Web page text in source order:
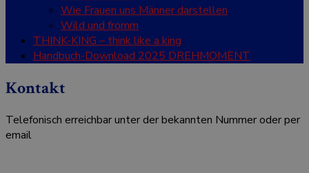
Wie Frauen uns Männer darstellen
Wild und fromm
THINK-KING – think like a king
Handbuch-Download 2025 DREHMOMENT
Kontakt
Telefonisch erreichbar unter der bekannten Nummer oder per
email